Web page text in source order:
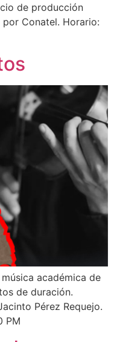
de producción
Conatel. Horario:
académica de
de duración.
Pérez Requejo.
PM